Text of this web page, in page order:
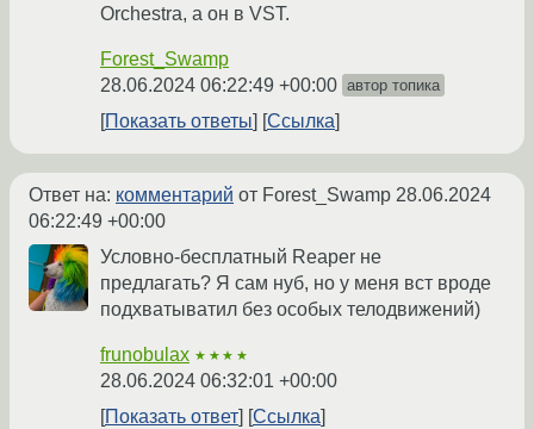
Orchestra, а он в VST.
Forest_Swamp
28.06.2024 06:22:49 +00:00 автор топика
Показать ответы Ссылка
Ответ на: комментарий от Forest_Swamp 28.06.2024
06:22:49 +00:00
Условно-бесплатный Reaper не
предлагать? Я сам нуб, но у меня вст вроде
подхватыватил без особых телодвижений)
frunobulax ★★★★
28.06.2024 06:32:01 +00:00
Показать ответ
Ссылка